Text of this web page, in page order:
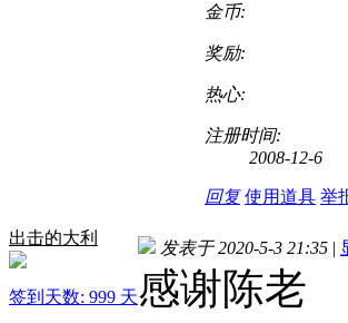
金币:
奖励:
热心:
注册时间:
2008-12-6
回复 使用道具 举
出击的大利
签到天数: 999 天
发表于 2020-5-3 21:35 |
感谢陈老